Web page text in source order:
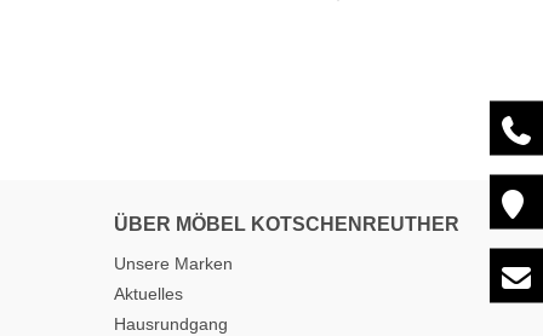
ÜBER MÖBEL KOTSCHENREUTHER
Unsere Marken
Aktuelles
Hausrundgang